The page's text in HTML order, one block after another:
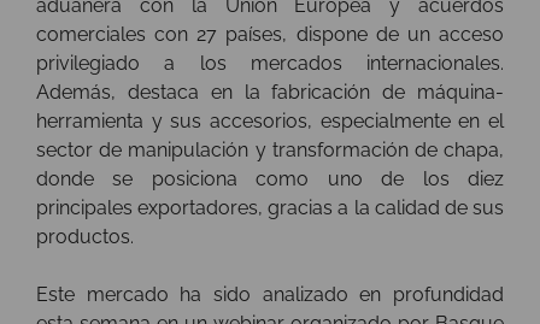
aduanera con la Unión Europea y acuerdos
comerciales con 27 países, dispone de un acceso
privilegiado a los mercados internacionales.
Además, destaca en la fabricación de máquina-
herramienta y sus accesorios, especialmente en el
sector de manipulación y transformación de chapa,
donde se posiciona como uno de los diez
principales exportadores, gracias a la calidad de sus
productos.
Este mercado ha sido analizado en profundidad